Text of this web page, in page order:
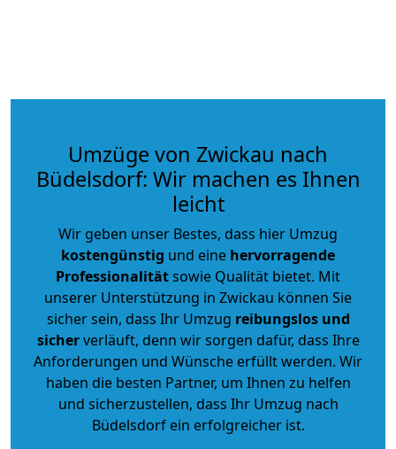
Umzüge von Zwickau nach
Büdelsdorf: Wir machen es Ihnen
leicht
Wir geben unser Bestes, dass hier Umzug
kostengünstig und eine hervorragende
Professionalitätsowie Qualität bietet. Mit
unserer Unterstützung in Zwickau können Sie
sicher sein, dass Ihr Umzug reibungslos und
sicherverläuft, denn wir sorgen dafür, dass Ihre
Anforderungen und Wünsche erfüllt werden. Wir
haben die besten Partner, um Ihnen zu helfen
und sicherzustellen, dass Ihr Umzug nach
Büdelsdorf ein erfolgreicher ist.